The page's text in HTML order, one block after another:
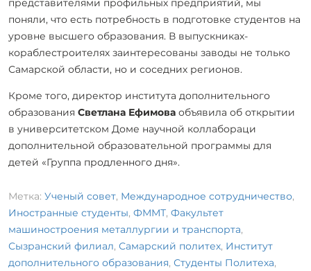
представителями профильных предприятий, мы
поняли, что есть потребность в подготовке студентов на
уровне высшего образования. В выпускниках-
кораблестроителях заинтересованы заводы не только
Самарской области, но и соседних регионов.
Кроме того, директор института дополнительного
образования Светлана Ефимова объявила об открытии
в университетском Доме научной коллабораци
дополнительной образовательной программы для
детей «Группа продленного дня».
Метка: Ученый совет, Международное сотрудничество,
Иностранные студенты, ФММТ, Факультет
машиностроения металлургии и транспорта,
Сызранский филиал, Самарский политех, Институт
дополнительного образования, Студенты Политеха,